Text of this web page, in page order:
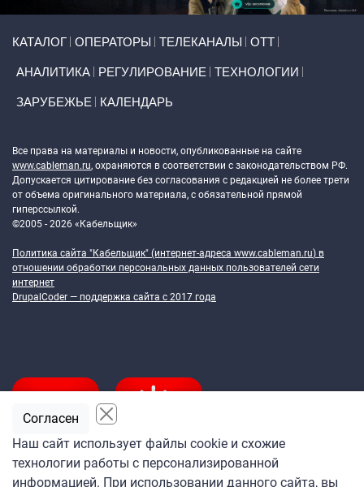
КАТАЛОГ ОПЕРАТОРЫ ТЕЛЕКАНАЛЫ ОТТ
АНАЛИТИКА РЕГУЛИРОВАНИЕ ТЕХНОЛОГИИ
ЗАРУБЕЖЬЕ КАЛЕНДАРЬ
Все права на материалы и новости, опубликованные на сайте
www.cableman.ru, охраняются в соответствии с законодательством РФ.
Допускается цитирование без согласования с редакцией не более трети
от объема оригинального материала, с обязательной прямой
гиперссылкой.
©2005 - 2026 «Кабельщик»
Политика сайта "Кабельщик" (интернет-адреса www.cableman.ru) в
отношении обработки персональных данных пользователей сети
интернет
DrupalCoder — поддержка сайта c 2017 года
Подпишитесь
Наш сайт использует файлы cookie и схожие
технологии работы с персонализированной
информацией. При использовании данного сайта, вы
Согласен